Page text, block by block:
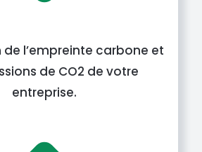
l’empreinte carbone et
de CO2 de votre
entreprise.